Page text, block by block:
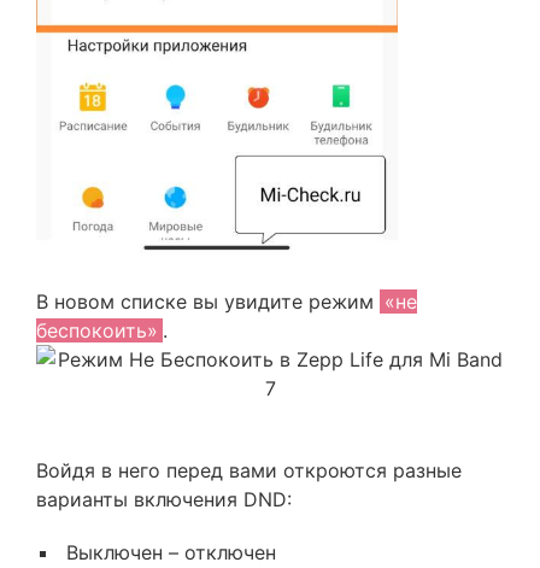
В новом списке вы увидите режим «не
беспокоить» .
Войдя в него перед вами откроются разные
варианты включения DND:
Выключен – отключен